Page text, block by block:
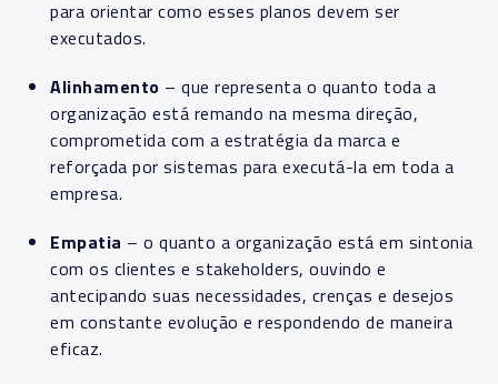
para orientar como esses planos devem ser
executados.
Alinhamento – que representa o quanto toda a
organização está remando na mesma direção,
comprometida com a estratégia da marca e
reforçada por sistemas para executá-la em toda a
empresa.
Empatia – o quanto a organização está em sintonia
com os clientes e stakeholders, ouvindo e
antecipando suas necessidades, crenças e desejos
em constante evolução e respondendo de maneira
eficaz.